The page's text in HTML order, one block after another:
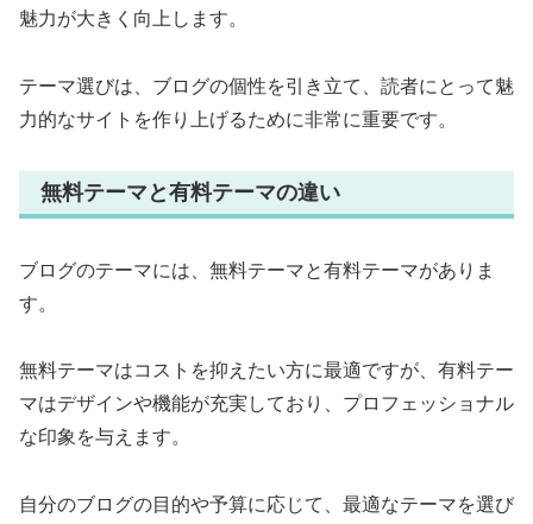
魅力が大きく向上します。
テーマ選びは、ブログの個性を引き立て、読者にとって魅
力的なサイトを作り上げるために非常に重要です。
無料テーマと有料テーマの違い
ブログのテーマには、無料テーマと有料テーマがありま
す。
無料テーマはコストを抑えたい方に最適ですが、有料テー
マはデザインや機能が充実しており、プロフェッショナル
な印象を与えます。
自分のブログの目的や予算に応じて、最適なテーマを選び